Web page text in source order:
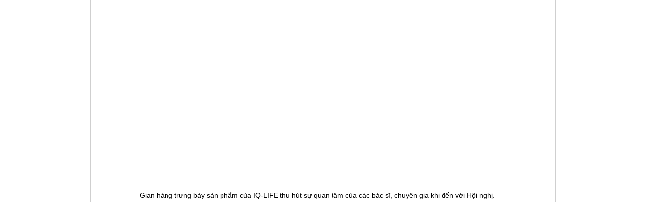
Gian hàng trưng bày sản phẩm của IQ-LIFE thu hút sự quan tâm của các bác sĩ, chuyên gia khi đến với Hội nghị.